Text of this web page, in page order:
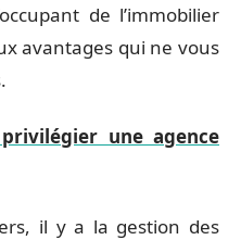
de l’immobilier
avantages qui ne vous
une agence
il y a la gestion des